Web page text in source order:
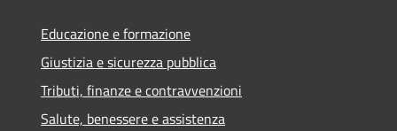
Educazione e formazione
Giustizia e sicurezza pubblica
Tributi, finanze e contravvenzioni
Salute, benessere e assistenza